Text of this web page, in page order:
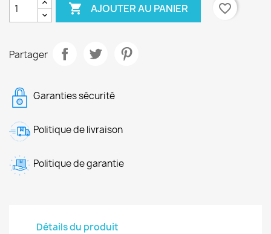
 AJOUTER AU PANIER favorite_border
Partager
Garanties sécurité
Politique de livraison
Politique de garantie
Détails du produit